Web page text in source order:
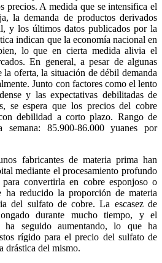
precios. A medida que se intensifica el
la demanda de productos derivados
y los últimos datos publicados por la
indican que la economía nacional en
lo que en cierta medida alivia el
En general, a pesar de algunas
la oferta, la situación de débil demanda
Junto con factores como el lento
y las expectativas debilitadas de
se espera que los precios del cobre
debilidad a corto plazo. Rango de
85.900-86.000 yuanes por
fabricantes de materia prima han
mediante el procesamiento profundo
convertirla en cobre esponjoso o
reducido la proporción de materia
del sulfato de cobre. La escasez de
durante mucho tiempo, y el
ha seguido aumentando, lo que ha
rígido para el precio del sulfato de
drástica del mismo.